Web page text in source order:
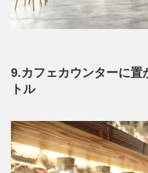
9.カフェカウンターに置
トル